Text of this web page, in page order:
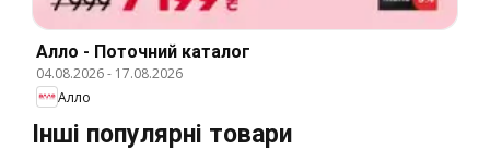
Алло - Поточний каталог
04.08.2026- 17.08.2026
Алло
Інші популярні товари